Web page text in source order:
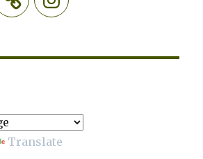
Translate